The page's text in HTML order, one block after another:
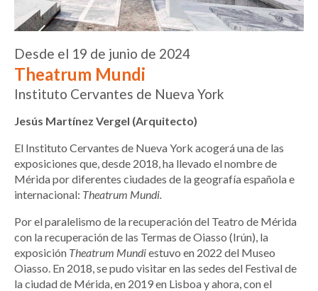
Desde el 19 de junio de 2024
Theatrum Mundi
Instituto Cervantes de Nueva York
Jesús Martínez Vergel (Arquitecto)
El Instituto Cervantes de Nueva York acogerá una de las
exposiciones que, desde 2018, ha llevado el nombre de
Mérida por diferentes ciudades de la geografía española e
internacional: Theatrum Mundi.
Por el paralelismo de la recuperación del Teatro de Mérida
con la recuperación de las Termas de Oiasso (Irún), la
exposición Theatrum Mundiestuvo en 2022 del Museo
Oiasso. En 2018, se pudo visitar en las sedes del Festival de
la ciudad de Mérida, en 2019 en Lisboa y ahora, con el